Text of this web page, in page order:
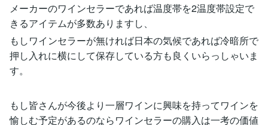
メーカーのワインセラーであれば温度帯を2温度帯設定で
きるアイテムが多数ありますし、
もしワインセラーが無ければ日本の気候であれば冷暗所で
押し入れに横にして保存している方も良くいらっしゃいま
す。
もし皆さんが今後より一層ワインに興味を持ってワインを
愉しむ予定があるのならワインセラーの購入は一考の価値